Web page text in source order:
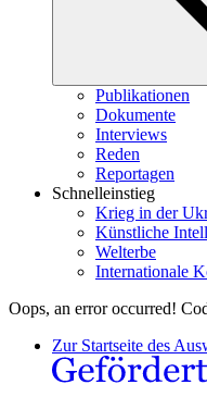
Publikationen
Dokumente
Interviews
Reden
Reportagen
Schnelleinstieg
Krieg in der
Künstliche
Welterbe
Internationale
Oops, an error occurred!
Zur Startseite des